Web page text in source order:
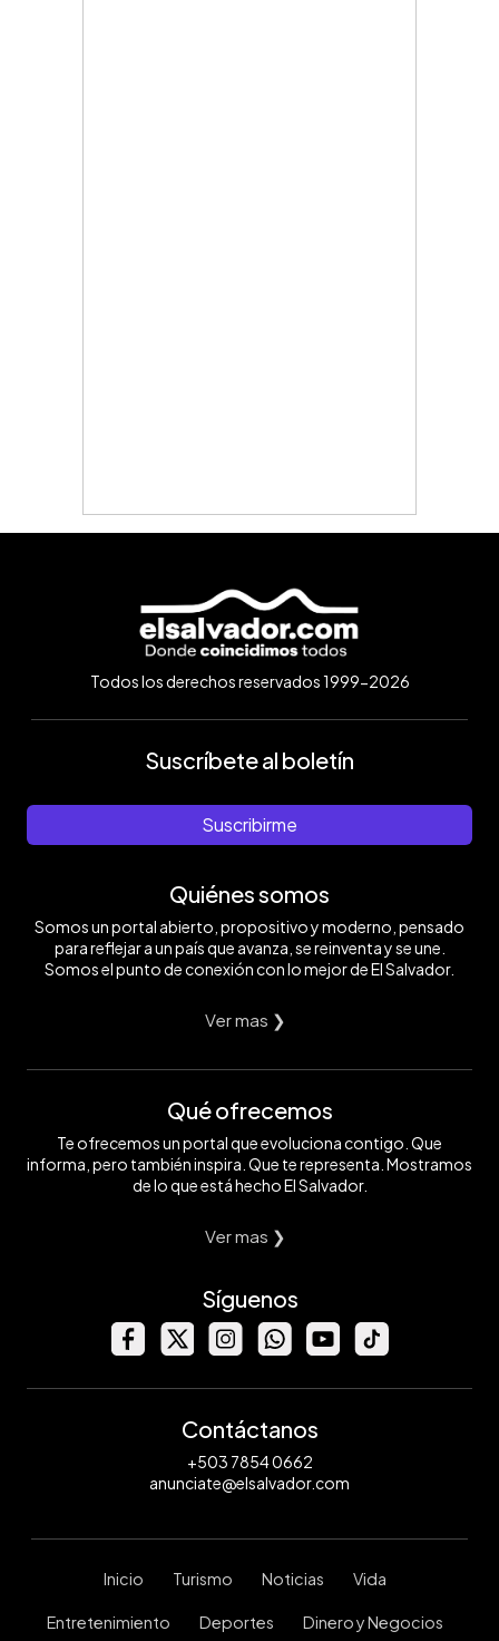
Todos los derechos reservados 1999-2026
Suscríbete al boletín
Suscribirme
Quiénes somos
Somos un portal abierto, propositivo y moderno, pensado
para reflejar a un país que avanza, se reinventa y se une.
Somos el punto de conexión con lo mejor de El Salvador.
Ver mas ❯
Qué ofrecemos
Te ofrecemos un portal que evoluciona contigo. Que
informa, pero también inspira. Que te representa. Mostramos
de lo que está hecho El Salvador.
Ver mas ❯
Síguenos
Contáctanos
+503 7854 0662
anunciate@elsalvador.com
Inicio Turismo Noticias Vida
Entretenimiento Deportes Dinero y Negocios